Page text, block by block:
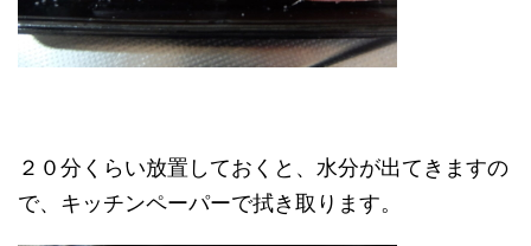
２０分くらい放置しておくと、水分が出てきますの
で、キッチンペーパーで拭き取ります。